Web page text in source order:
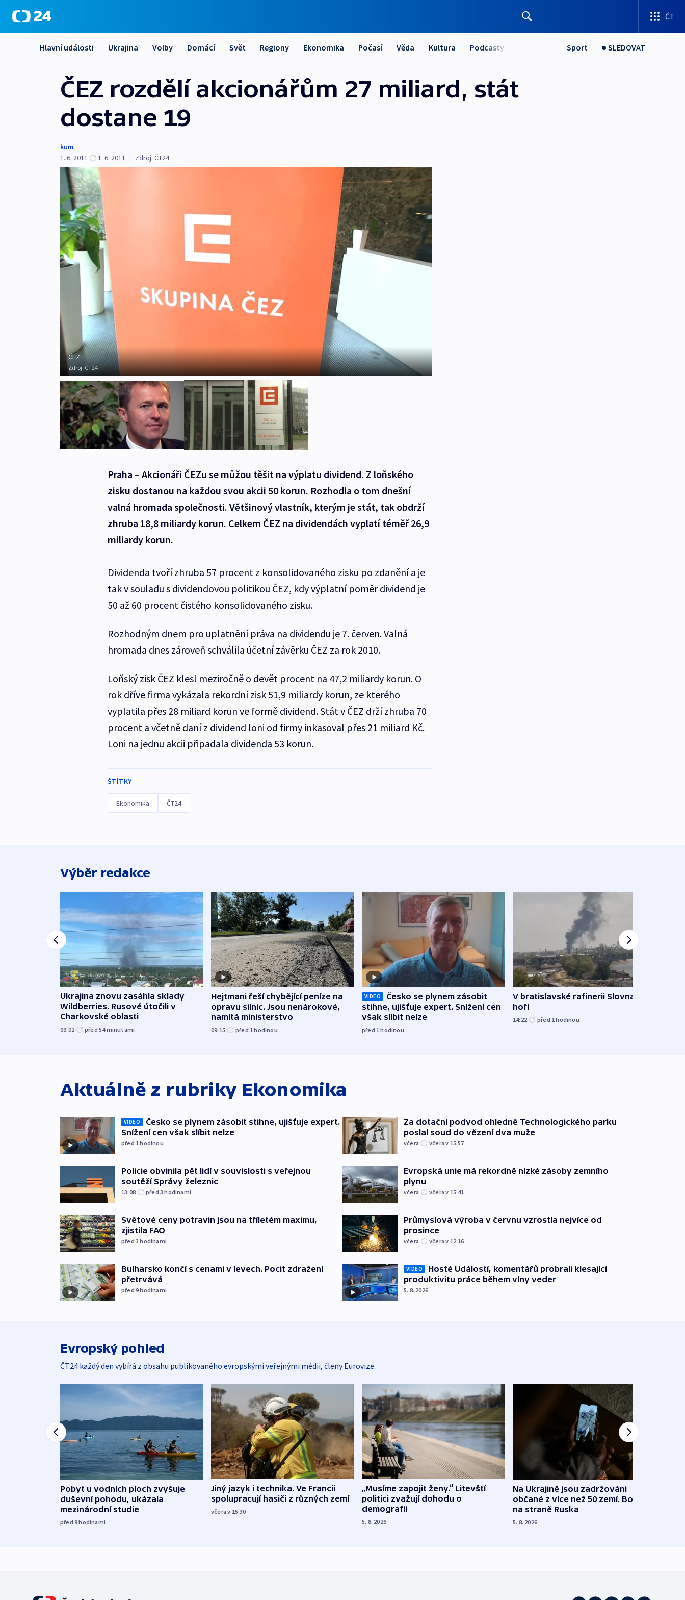
ČT
Hlavní události Ukrajina Volby Domácí Svět Regiony Ekonomika Počasí Věda Kultura Podcasty Sport SLEDOVAT
ČEZ rozdělí akcionářům 27 miliard, stát
dostane 19
kum
1. 6. 2011
1. 6. 2011 | Zdroj: ČT24
ČEZ
Zdroj: ČT24
Praha – Akcionáři ČEZu se můžou těšit na výplatu dividend. Z loňského
zisku dostanou na každou svou akcii 50 korun. Rozhodla o tom dnešní
valná hromada společnosti. Většinový vlastník, kterým je stát, tak obdrží
zhruba 18,8 miliardy korun. Celkem ČEZ na dividendách vyplatí téměř 26,9
miliardy korun.
Dividenda tvoří zhruba 57 procent z konsolidovaného zisku po zdanění a je
tak v souladu s dividendovou politikou ČEZ, kdy výplatní poměr dividend je
50 až 60 procent čistého konsolidovaného zisku.
Rozhodným dnem pro uplatnění práva na dividendu je 7. červen. Valná
hromada dnes zároveň schválila účetní závěrku ČEZ za rok 2010.
Loňský zisk ČEZ klesl meziročně o devět procent na 47,2 miliardy korun. O
rok dříve firma vykázala rekordní zisk 51,9 miliardy korun, ze kterého
vyplatila přes 28 miliard korun ve formě dividend. Stát v ČEZ drží zhruba 70
procent a včetně daní z dividend loni od firmy inkasoval přes 21 miliard Kč.
Loni na jednu akcii připadala dividenda 53 korun.
ŠTÍTKY
Ekonomika ČT24
Výběr redakce
Ukrajina znovu zasáhla sklady
Wildberries. Rusové útočili v
Charkovské oblasti
09:02 před 54minutami
Hejtmani řeší chybějící peníze na
opravu silnic. Jsou nenárokové,
namítá ministerstvo
09:15 před 1hodinou
VIDEO
Česko se plynem zásobit
stihne, ujišťuje expert. Snížení cen
však slíbit nelze
před 1hodinou
V bratislavské rafinerii Slovnaft
hoří
14:22 před 1hodinou
Aktuálně z rubriky Ekonomika
VIDEO
Česko se plynem zásobit stihne, ujišťuje expert.
Snížení cen však slíbit nelze
před 1hodinou
Policie obvinila pět lidí v souvislosti s veřejnou
soutěží Správy železnic
13:08 před 3hodinami
Světové ceny potravin jsou na tříletém maximu,
zjistila FAO
před 3hodinami
Bulharsko končí s cenami v levech. Pocit zdražení
přetrvává
před 9hodinami
Za dotační podvod ohledně Technologického parku
poslal soud do vězení dva muže
včera včera v 15:57
Evropská unie má rekordně nízké zásoby zemního
plynu
včera včera v 15:41
Průmyslová výroba v červnu vzrostla nejvíce od
prosince
včera včera v 12:16
VIDEO
Hosté Událostí, komentářů probrali klesající
produktivitu práce během vlny veder
5. 8. 2026
Evropský pohled
ČT24 každý den vybírá z obsahu publikovaného evropskými veřejnými médii, členy Eurovize.
Pobyt u vodních ploch zvyšuje
duševní pohodu, ukázala
mezinárodní studie
před 9hodinami
Jiný jazyk i technika. Ve Francii
spolupracují hasiči z různých zemí
včera v 15:30
„Musíme zapojit ženy.“ Litevští
politici zvažují dohodu o
demografii
5. 8. 2026
Na Ukrajině jsou zadržováni
občané z více než 50 zemí. Bojovali
na straně Ruska
5. 8. 2026